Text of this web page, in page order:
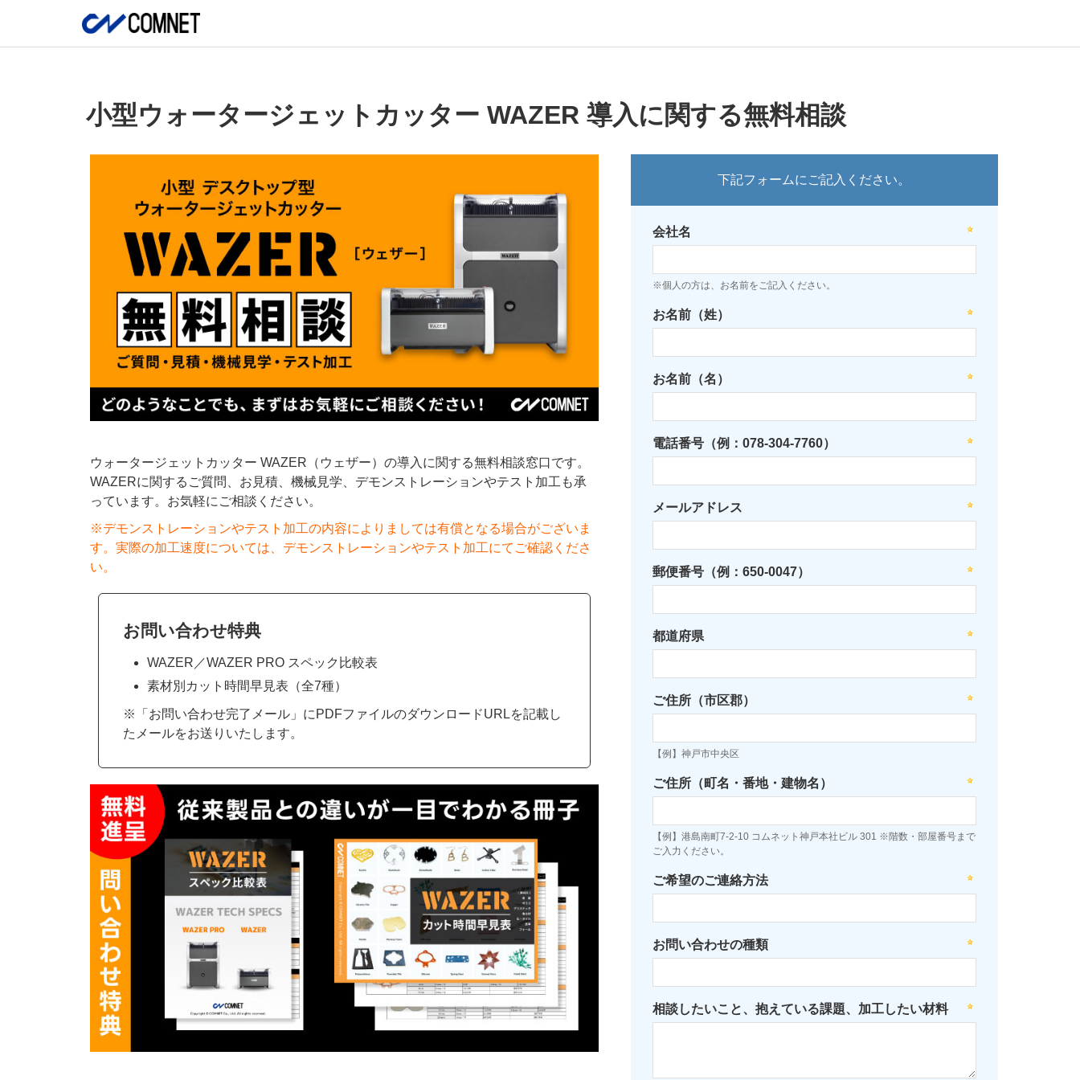
小型ウォータージェットカッター WAZER 導入に関する無料相談
ウォータージェットカッター WAZER（ウェザー）の導入に関する無料相談窓口です。
WAZERに関するご質問、お見積、機械見学、デモンストレーションやテスト加工も承
っています。お気軽にご相談ください。
※デモンストレーションやテスト加工の内容によりましては有償となる場合がございま
す。実際の加工速度については、デモンストレーションやテスト加工にてご確認くださ
い。
お問い合わせ特典
WAZER／WAZER PRO スペック比較表
素材別カット時間早見表（全7種）
※「お問い合わせ完了メール」にPDFファイルのダウンロードURLを記載し
たメールをお送りいたします。
下記フォームにご記入ください。
会社名
※個人の方は、お名前をご記入ください。
お名前（姓）
お名前（名）
電話番号（例：078-304-7760）
メールアドレス
郵便番号（例：650-0047）
都道府県
ご住所（市区郡）
【例】神戸市中央区
ご住所（町名・番地・建物名）
【例】港島南町7-2-10 コムネット神戸本社ビル 301 ※階数・部屋番号まで
ご入力ください。
ご希望のご連絡方法
お問い合わせの種類
相談したいこと、抱えている課題、加工したい材料